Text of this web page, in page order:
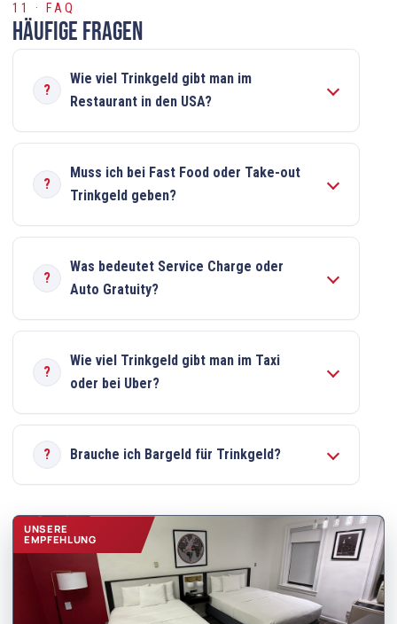
11 · FAQ
Häufige Fragen
Wie viel Trinkgeld gibt man im
Restaurant in den USA?
Muss ich bei Fast Food oder Take-out
Trinkgeld geben?
Was bedeutet Service Charge oder
Auto Gratuity?
Wie viel Trinkgeld gibt man im Taxi
oder bei Uber?
Brauche ich Bargeld für Trinkgeld?
UNSERE
EMPFEHLUNG